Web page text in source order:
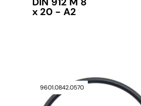
verfügbar
x 20 - A2
9601.0842.0570